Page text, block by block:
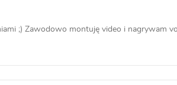
;) Zawodowo montuję video i nagrywam